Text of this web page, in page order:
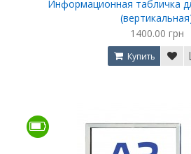
Информационная табличка
1400.00 грн
Купить